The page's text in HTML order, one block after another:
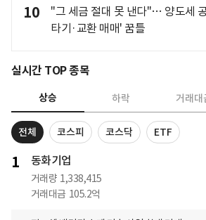
10
"그 세금 절대 못 낸다"… 양도세
타기·교환 매매' 꿈틀
실시간 TOP 종목
상승 하락 거래대
전체 코스피 코스닥 ETF
1 동화기업
거래량 1,338,415
거래대금 105.2억